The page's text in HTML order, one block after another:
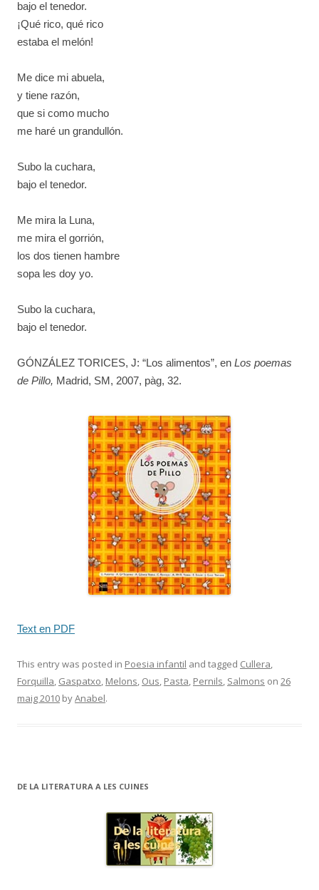
bajo el tenedor.
¡Qué rico, qué rico
estaba el melón!
Me dice mi abuela,
y tiene razón,
que si como mucho
me haré un grandullón.
Subo la cuchara,
bajo el tenedor.
Me mira la Luna,
me mira el gorrión,
los dos tienen hambre
sopa les doy yo.
Subo la cuchara,
bajo el tenedor.
GÓNZÁLEZ TORICES, J: “Los alimentos”, en Los poemas
de Pillo, Madrid, SM, 2007, pàg, 32.
Text en PDF
This entry was posted in Poesia infantil and tagged Cullera,
Forquilla, Gaspatxo, Melons, Ous, Pasta, Pernils, Salmons on 26
maig 2010 byAnabel.
DE LA LITERATURA A LES CUINES